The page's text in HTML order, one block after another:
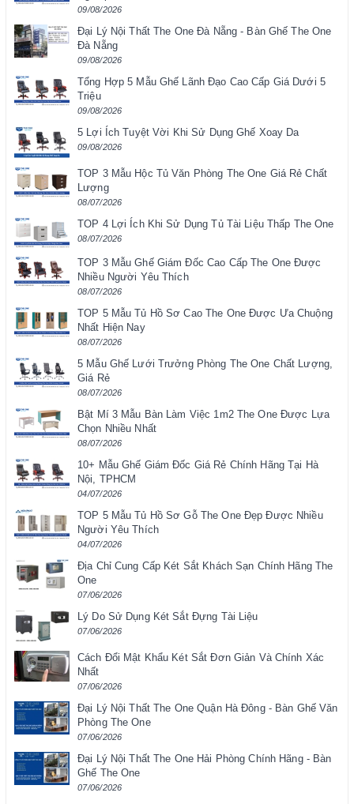
09/08/2026
Đại Lý Nội Thất The One Đà Nẵng - Bàn Ghế The One
Đà Nẵng
09/08/2026
Tổng Hợp 5 Mẫu Ghế Lãnh Đạo Cao Cấp Giá Dưới 5
Triệu
09/08/2026
5 Lợi Ích Tuyệt Vời Khi Sử Dụng Ghế Xoay Da
09/08/2026
TOP 3 Mẫu Hộc Tủ Văn Phòng The One Giá Rẻ Chất
Lượng
08/07/2026
TOP 4 Lợi Ích Khi Sử Dụng Tủ Tài Liệu Thấp The One
08/07/2026
TOP 3 Mẫu Ghế Giám Đốc Cao Cấp The One Được
Nhiều Người Yêu Thích
08/07/2026
TOP 5 Mẫu Tủ Hồ Sơ Cao The One Được Ưa Chuộng
Nhất Hiện Nay
08/07/2026
5 Mẫu Ghế Lưới Trưởng Phòng The One Chất Lượng,
Giá Rẻ
08/07/2026
Bật Mí 3 Mẫu Bàn Làm Việc 1m2 The One Được Lựa
Chọn Nhiều Nhất
08/07/2026
10+ Mẫu Ghế Giám Đốc Giá Rẻ Chính Hãng Tại Hà
Nội, TPHCM
04/07/2026
TOP 5 Mẫu Tủ Hồ Sơ Gỗ The One Đẹp Được Nhiều
Người Yêu Thích
04/07/2026
Địa Chỉ Cung Cấp Két Sắt Khách Sạn Chính Hãng The
One
07/06/2026
Lý Do Sử Dụng Két Sắt Đựng Tài Liệu
07/06/2026
Cách Đổi Mật Khẩu Két Sắt Đơn Giản Và Chính Xác
Nhất
07/06/2026
Đại Lý Nội Thất The One Quận Hà Đông - Bàn Ghế Văn
Phòng The One
07/06/2026
Đại Lý Nội Thất The One Hải Phòng Chính Hãng - Bàn
Ghế The One
07/06/2026